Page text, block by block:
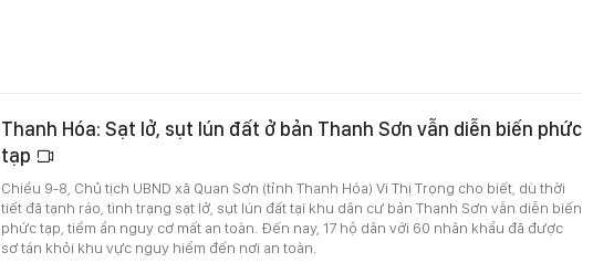
Thanh Hóa: Sạt lở, sụt lún đất ở bản Thanh Sơn vẫn diễn biến phức
tạp
Chiều 9-8, Chủ tịch UBND xã Quan Sơn (tỉnh Thanh Hóa) Vi Thị Trọng cho biết, dù thời
tiết đã tạnh ráo, tình trạng sạt lở, sụt lún đất tại khu dân cư bản Thanh Sơn vẫn diễn biến
phức tạp, tiềm ẩn nguy cơ mất an toàn. Đến nay, 17 hộ dân với 60 nhân khẩu đã được
sơ tán khỏi khu vực nguy hiểm đến nơi an toàn.